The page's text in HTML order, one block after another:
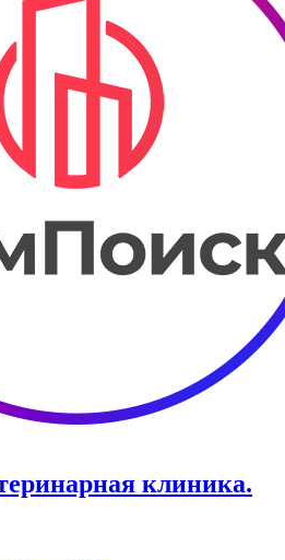
клиника.